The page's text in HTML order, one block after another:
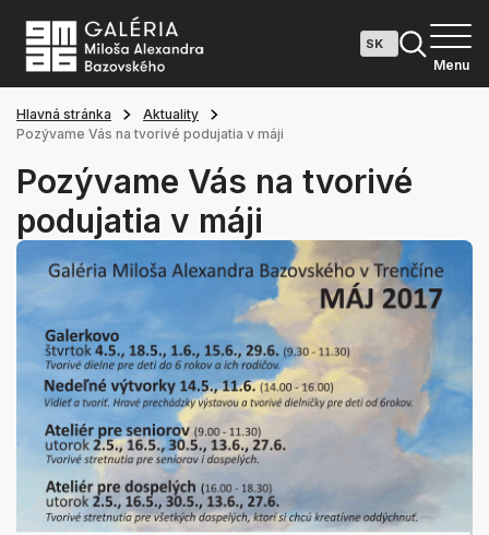
Menu
Hlavná stránka
Aktuality
Pozývame Vás na tvorivé podujatia v máji
Pozývame Vás na tvorivé
podujatia v máji